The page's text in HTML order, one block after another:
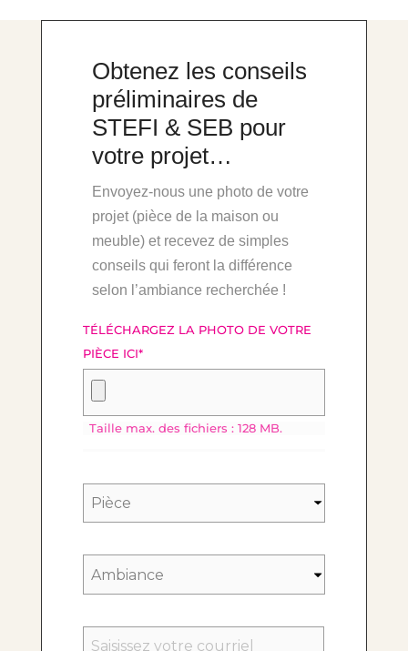
Obtenez les conseils
préliminaires de
STEFI & SEB pour
votre projet…
Envoyez-nous une photo de votre
projet (pièce de la maison ou
meuble) et recevez de simples
conseils qui feront la différence
selon l’ambiance recherchée !
TÉLÉCHARGEZ LA PHOTO DE VOTRE
PIÈCE ICI*
Taille max. des fichiers : 128 MB.